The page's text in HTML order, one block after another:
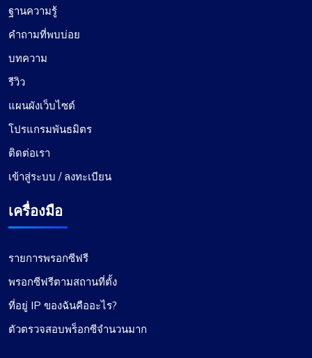
ฐานความรู้
คำถามที่พบบ่อย
บทความ
รีวิว
แผนผังเว็บไซต์
โปรแกรมพันธมิตร
ติดต่อเรา
เข้าสู่ระบบ / ลงทะเบียน
เครื่องมือ
รายการพรอกซีฟรี
พรอกซีฟรีตามสถานที่ตั้ง
ที่อยู่ IP ของฉันคืออะไร?
ตัวตรวจสอบพร็อกซีจำนวนมาก